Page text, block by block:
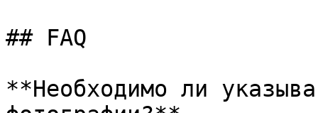
## FAQ
**Необходимо ли